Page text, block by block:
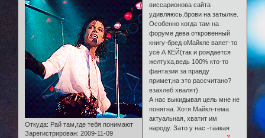
Откуда: Рай там,где тебя понимают
Зарегистрирован: 2009-11-09
виссарионова сайта
удивляюсь,брови на затылке.
Особенно когда там на
форуме дева откровенный
книгу-бред оМайкле ваяет-то
усё А КЕЙ(так и рождается
желтуха,ведь 100% кто-то
фантазии за правду
примет,на это рассчитано?
взахлеб хвалят).
А нас выкидывая цель мне не
понятна. Хотя Майкл-тема
актуальная, хватит им
народу. Зато у нас -таакая